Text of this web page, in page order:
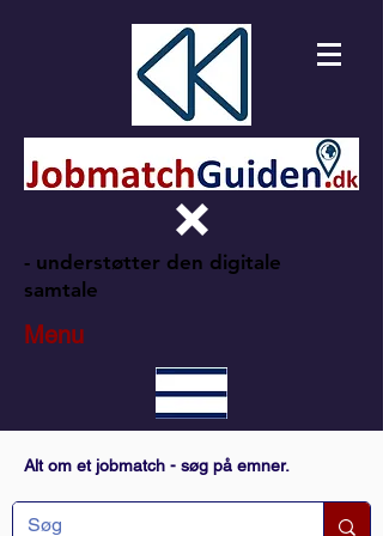
- understøtter den digitale
samtale
Menu
Alt om et jobmatch - søg på emner.